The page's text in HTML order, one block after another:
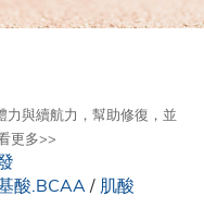
力與續航力，幫助修復，並
更多>>
酸.BCAA/肌酸